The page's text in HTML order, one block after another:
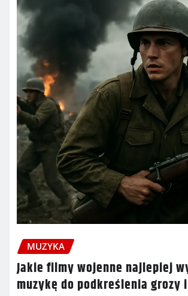
MUZYKA
Jakie filmy wojenne najlepiej
muzykę do podkreślenia grozy